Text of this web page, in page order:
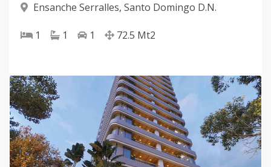
Ensanche Serralles, Santo Domingo D.N.
1 1 1 72.5 Mt2